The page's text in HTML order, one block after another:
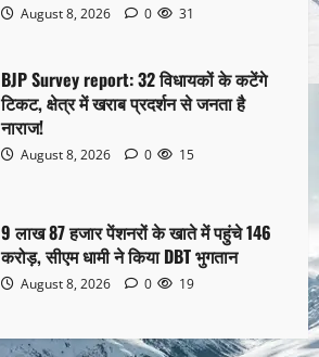
August 8, 2026 0 31
BJP Survey report: 32 विधायकों के कटेंगे
टिकट, क्षेत्र में खराब प्रदर्शन से जनता है
नाराज!
August 8, 2026 0 15
9 लाख 87 हजार पेंशनरों के खाते में पहुंचे 146
करोड़, सीएम धामी ने किया DBT भुगतान
August 8, 2026 0 19